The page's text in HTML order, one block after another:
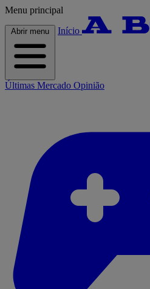
Menu principal
Abrir menu Início
Últimas Mercado Opinião